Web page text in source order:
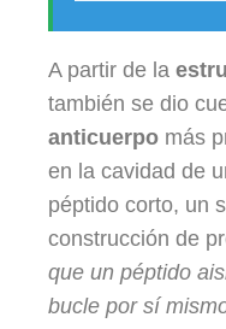
A partir de la
también se dio
anticuerpo más
en la cavidad de
péptido corto, un
construcción de
que un péptido
bucle por sí